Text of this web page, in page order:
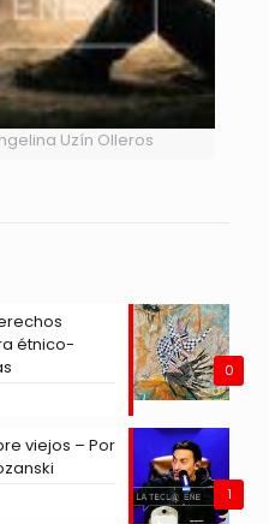
Uzín Olleros
0
étnico-
1
viejos – Por